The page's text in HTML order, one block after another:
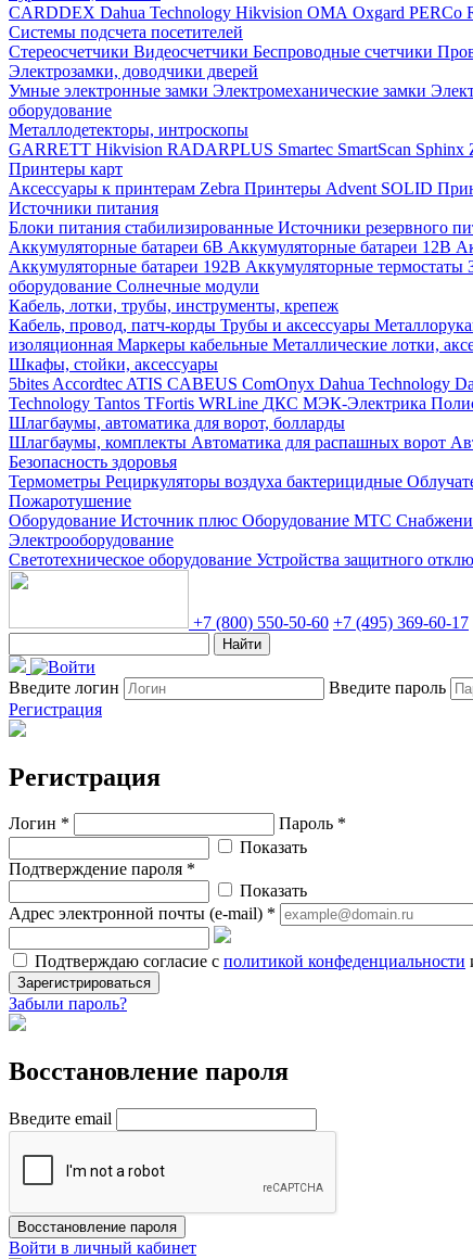
CARDDEX Dahua Technology Hikvision ОМА Oxgard PERCo
Системы подсчета посетителей
Стереосчетчики Видеосчетчики Беспроводные счетчики
Электрозамки, доводчики дверей
Умные электронные замки Электромеханические замки
оборудование
Металлодетекторы, интроскопы
GARRETT Hikvision RADARPLUS Smartec SmartScan Sphinx
Принтеры карт
Аксессуары к принтерам Zebra Принтеры Advent SOLID
Источники питания
Блоки питания стабилизированные Источники резервного
Аккумуляторные батареи 6В Аккумуляторные батареи 12В
Аккумуляторные батареи 192В Аккумуляторные термостаты
оборудование Солнечные модули
Кабель, лотки, трубы, инструменты, крепеж
Кабель, провод, патч-корды Трубы и аксессуары
изоляционная Маркеры кабельные Металлические лотки,
Шкафы, стойки, аксессуары
5bites Accordtec ATIS CABEUS ComOnyx Dahua Technology
Technology Tantos TFortis WRLine ДКС МЭК-Электрика
Шлагбаумы, автоматика для ворот, болларды
Шлагбаумы, комплекты Автоматика для распашных ворот
Безопасность здоровья
Термометры Рециркуляторы воздуха бактерицидные
Пожаротушение
Оборудование Источник плюс Оборудование МТС
Электрооборудование
Светотехническое оборудование Устройства защитного
+7 (800) 550-50-60 +7 (495) 369-60-17
Найти
Введите логин Введите пароль
Регистрация
Регистрация
Логин *
Пароль *
Показать
Подтверждение пароля *
Показать
Адрес электронной почты (e-mail) *
Подтверждаю согласие с политикой конфеденциальности
Зарегистрироваться
Забыли пароль?
Восстановление пароля
Введите email
Восстановление пароля
Войти в личный кабинет